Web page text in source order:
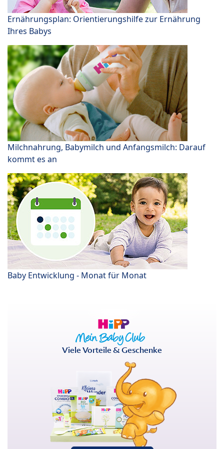
Ernährungsplan: Orientierungshilfe zur Ernährung
Ihres Babys
Milchnahrung, Babymilch und Anfangsmilch: Darauf
kommt es an
Baby Entwicklung - Monat für Monat
Viele Vorteile & Geschenke